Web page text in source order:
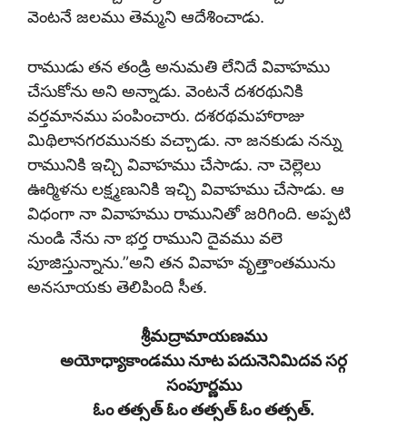
వెంటనే జలము తెమ్మని ఆదేశించాడు.
రాముడు తన తండ్రి అనుమతి లేనిదే వివాహము
చేసుకోను అని అన్నాడు. వెంటనే దశరథునికి
వర్తమానము పంపించారు. దశరథమహారాజు
మిథిలానగరమునకు వచ్చాడు. నా జనకుడు నన్ను
రామునికి ఇచ్చి వివాహము చేసాడు. నా చెల్లెలు
ఊర్మిళను లక్ష్మణునికి ఇచ్చి వివాహము చేసాడు. ఆ
విధంగా నా వివాహము రామునితో జరిగింది. అప్పటి
నుండి నేను నా భర్త రాముని దైవము వలె
పూజిస్తున్నాను.”అని తన వివాహ వృత్తాంతమును
అనసూయకు తెలిపింది సీత.
శ్రీమద్రామాయణము
అయోధ్యాకాండము నూట పదునెనిమిదవ సర్గ
సంపూర్ణము
ఓం తత్సత్ ఓం తత్సత్ ఓం తత్సత్.